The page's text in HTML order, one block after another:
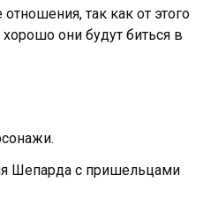
так как от этого
они будут биться в
Шепарда с пришельцами